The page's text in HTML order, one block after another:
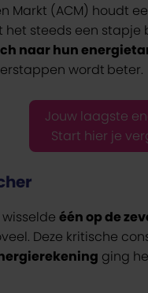
Markt (ACM) houdt
steeds een stapje
naar hun
wordt beter.
Jouw laagste
Start hier je
één op de
Deze kritische
ging